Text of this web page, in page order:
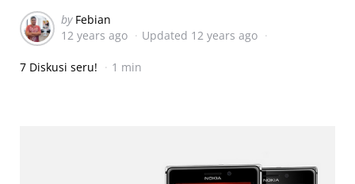
Posted
by
by Febian
12 years ago
Updated 12 years ago
7 Diskusi seru! 1 min